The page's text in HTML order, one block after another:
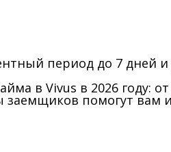
период до 7 дней и
в Vivus в 2026 году:
заемщиков помогут